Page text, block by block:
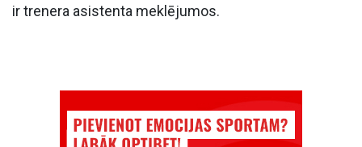
ir trenera asistenta meklējumos.